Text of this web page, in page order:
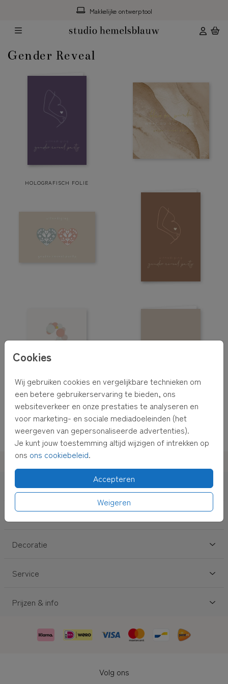
Makkelijke ontwerptool
Cookies
Wij gebruiken cookies en vergelijkbare technieken om
een betere gebruikerservaring te bieden, ons
websiteverkeer en onze prestaties te analyseren en
voor marketing- en sociale mediadoeleinden (het
weergeven van gepersonaliseerde advertenties).
Je kunt jouw toestemming altijd wijzigen of intrekken op
ons ons cookiebeleid.
Accepteren
Weigeren
Gender Reveal
HOLOGRAFISCH FOLIE
GOUDFOLIE
Makkelijke ontwerp-tool
Geboorte
Trouwen
Decoratie
Service
Prijzen & info
Volg ons